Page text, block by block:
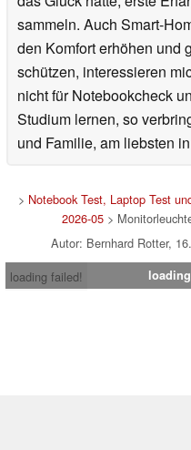
sammeln. Auch Smart-
den Komfort erhöhen und
schützen, interessieren
nicht für Notebookcheck
Studium lernen, so
und Familie, am liebsten
> Notebook Test, Laptop Test
2026-05 >
Autor: Bernhard Rotter,
loading failed!